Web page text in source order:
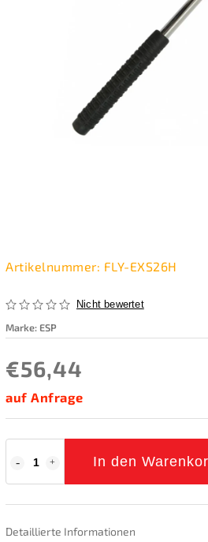
Artikelnummer: FLY-EXS26H
Nicht bewertet
Marke: ESP
€56,44
auf Anfrage
In den
Detaillierte Informationen